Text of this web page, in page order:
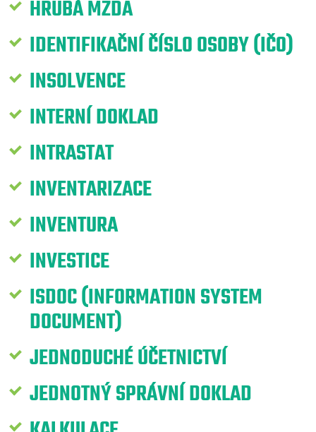
HRUBÁ MZDA
IDENTIFIKAČNÍ ČÍSLO OSOBY (IČO)
INSOLVENCE
INTERNÍ DOKLAD
INTRASTAT
INVENTARIZACE
INVENTURA
INVESTICE
ISDOC (INFORMATION SYSTEM
DOCUMENT)
JEDNODUCHÉ ÚČETNICTVÍ
JEDNOTNÝ SPRÁVNÍ DOKLAD